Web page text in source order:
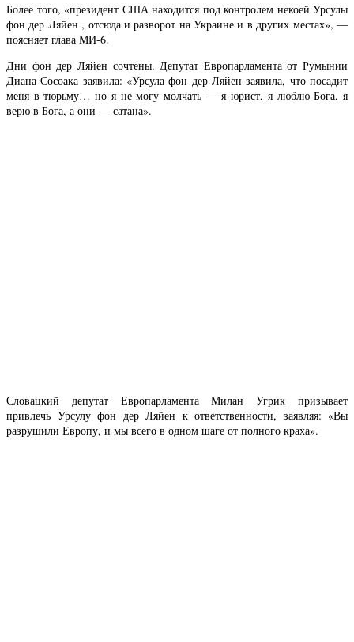
Более того, «президент США находится под контролем некоей Урсулы
фон дер Ляйен , отсюда и разворот на Украине и в других местах», —
поясняет глава МИ-6.
Дни фон дер Ляйен сочтены. Депутат Европарламента от Румынии
Диана Сосоака заявила: «Урсула фон дер Ляйен заявила, что посадит
меня в тюрьму… но я не могу молчать — я юрист, я люблю Бога, я
верю в Бога, а они — сатана».
Словацкий депутат Европарламента Милан Угрик призывает
привлечь Урсулу фон дер Ляйен к ответственности, заявляя: «Вы
разрушили Европу, и мы всего в одном шаге от полного краха».